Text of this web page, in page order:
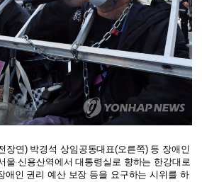
장연) 박경석 상임공동대표(오른쪽) 등 장애인
울 신용산역에서 대통령실로 향하는 한강대로
애인 권리 예산 보장 등을 요구하는 시위를 하